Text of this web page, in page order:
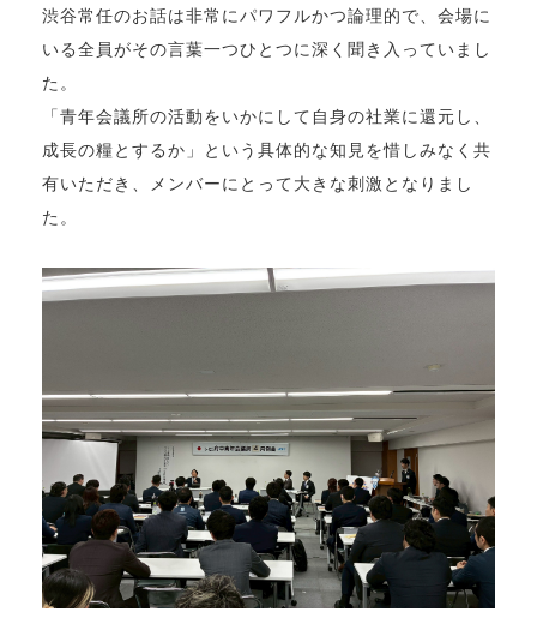
渋谷常任のお話は非常にパワフルかつ論理的で、会場に
いる全員がその言葉一つひとつに深く聞き入っていまし
た。
「青年会議所の活動をいかにして自身の社業に還元し、
成長の糧とするか」という具体的な知見を惜しみなく共
有いただき、メンバーにとって大きな刺激となりまし
た。